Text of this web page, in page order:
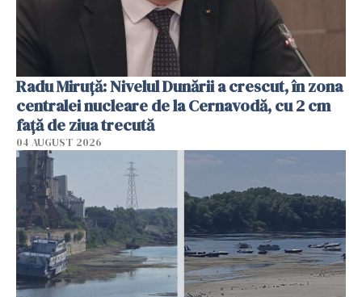
Radu Miruţă: Nivelul Dunării a crescut, în zona
centralei nucleare de la Cernavodă, cu 2 cm
faţă de ziua trecută
04 AUGUST 2026